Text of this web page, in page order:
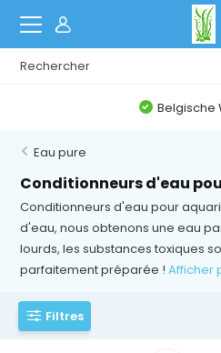
Belgische
Eau pure
Conditionneurs d'eau
Conditionneurs d'eau pour
d'eau, nous obtenons une eau
lourds, les substances toxiques
parfaitement préparée !Afficher
Filtres